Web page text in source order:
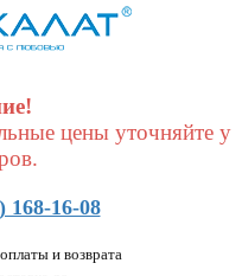
цены уточняйте у
168-16-08
и возврата